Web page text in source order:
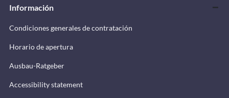
Información
Condiciones generales de contratación
Horario de apertura
Ausbau-Ratgeber
Accessibility statement